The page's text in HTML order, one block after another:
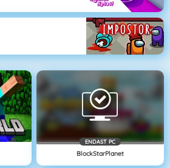
ENDAST PC
BlockStarPlanet